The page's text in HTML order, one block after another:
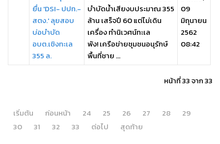
ยื่น 'DSI- ปปท.-
สตง.' ลุยสอบ
บ่อบำบัด
อบต.เชิงทะเล
355 ล.
บำบัดน้ำเสียงบประมาณ 355
ล้าน เสร็จปี 60 แต่ไม่เดิน
เครื่อง ทำนิเวศน์ทะเล
พัง! เครือข่ายชุมชนอนุรักษ์
พื้นที่ชาย ...
09
มิถุนายน
2562
08:42
หน้าที่ 33 จาก 33
เริ่มต้น ก่อนหน้า 24 25 26 27 28
29
30
31 32 33 ต่อไป สุดท้าย